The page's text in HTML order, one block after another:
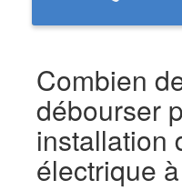
Combien
débourser
installation
électrique